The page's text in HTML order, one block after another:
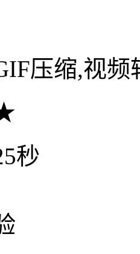
压缩,视频
秒